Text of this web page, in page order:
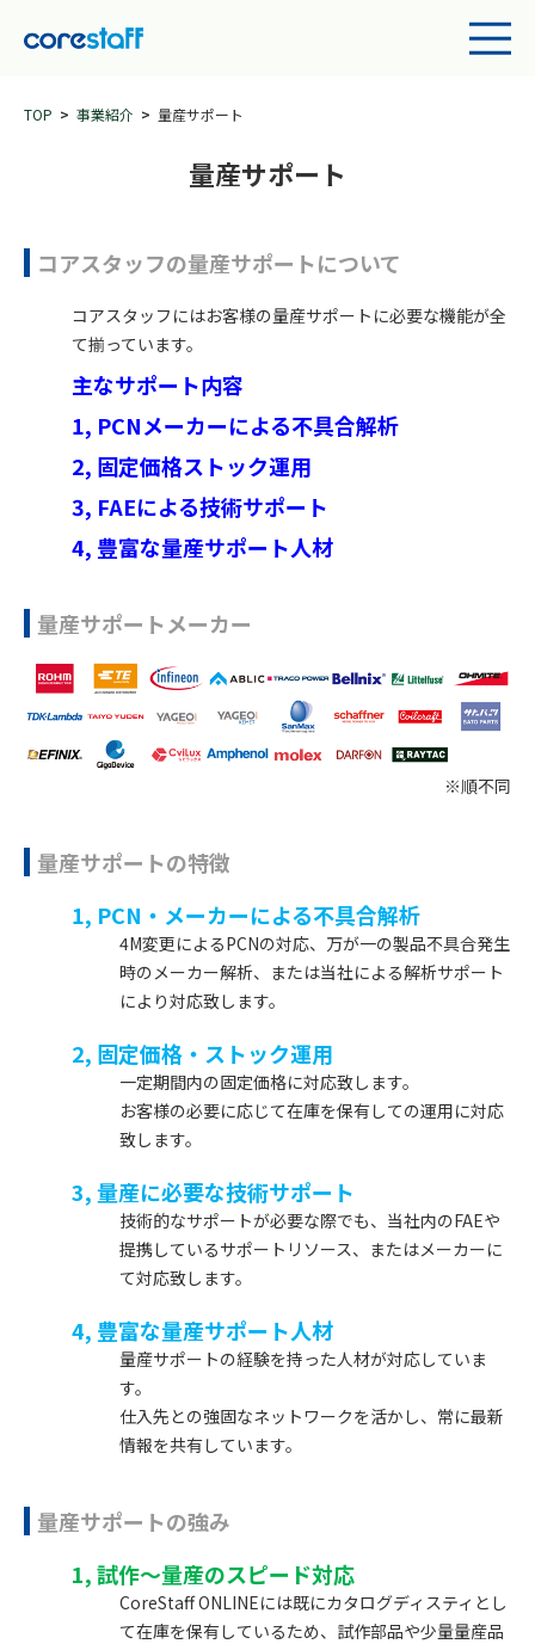
TOP 事業紹介 量産サポート
量産サポート
コアスタッフの量産サポートについて
コアスタッフにはお客様の量産サポートに必要な機能が全
て揃っています。
主なサポート内容
1, PCNメーカーによる不具合解析
2, 固定価格ストック運用
3, FAEによる技術サポート
4, 豊富な量産サポート人材
量産サポートメーカー
※順不同
量産サポートの特徴
1, PCN・メーカーによる不具合解析
4M変更によるPCNの対応、万が一の製品不具合発生
時のメーカー解析、または当社による解析サポート
により対応致します。
2, 固定価格・ストック運用
一定期間内の固定価格に対応致します。
お客様の必要に応じて在庫を保有しての運用に対応
致します。
3, 量産に必要な技術サポート
技術的なサポートが必要な際でも、当社内のFAEや
提携しているサポートリソース、またはメーカーに
て対応致します。
4, 豊富な量産サポート人材
量産サポートの経験を持った人材が対応していま
す。
仕入先との強固なネットワークを活かし、常に最新
情報を共有しています。
量産サポートの強み
1, 試作～量産のスピード対応
CoreStaff ONLINEには既にカタログディスティとし
て在庫を保有しているため、試作部品や少量量産品